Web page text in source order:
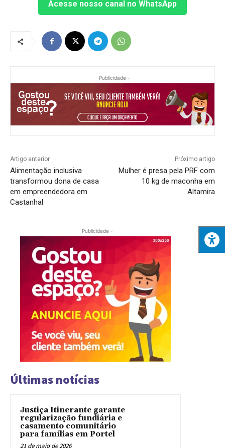
Acesse nosso canal no WhatsApp
- Publicidade -
Artigo anterior
Alimentação inclusiva
transformou dona de casa
em empreendedora em
Castanhal
Próximo artigo
Mulher é presa pela PRF com
10 kg de maconha em
Altamira
- Publicidade -
Últimas notícias
Justiça Itinerante garante
regularização fundiária e
casamento comunitário
para famílias em Portel
21 de maio de 2026